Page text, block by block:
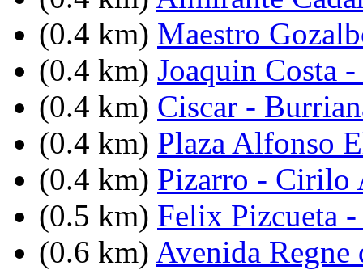
(0.4 km) Maestro
(0.4 km) Joaquin Costa
(0.4 km) Ciscar -
(0.4 km) Plaza Alfonso
(0.4 km) Pizarro - Cirilo
(0.5 km) Felix Pizcueta
(0.6 km) Avenida Regne